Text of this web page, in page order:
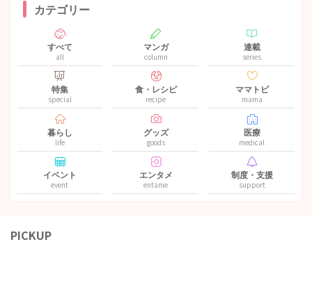
カテゴリー
すべて
all
マンガ
column
連載
series
特集
special
食・レシピ
recipe
ママトピ
mama
暮らし
life
グッズ
goods
医療
medical
イベント
event
エンタメ
entame
制度・支援
support
PICKUP